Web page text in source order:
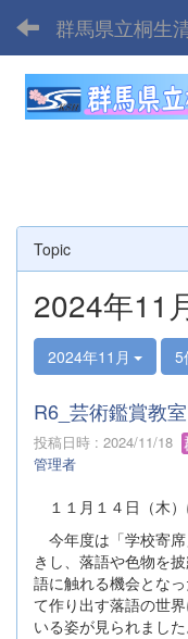
Topic
2024年11
2024年11月 5
R6_芸術鑑賞教室
投稿日時 : 2024/11/18
管理者
１１月１４日（木）
今年度は「学校寄
きし、落語や色物を
語に触れる機会とな
て作り出す落語の世
いる姿が見られました